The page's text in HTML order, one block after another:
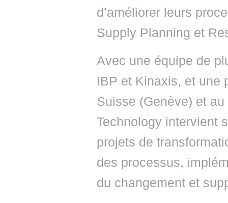
d’améliorer leurs
Supply Planning et
Avec une équipe de
IBP et Kinaxis, et une
Suisse (Genève) et
Technology intervient
projets de
des processus,
du changement et